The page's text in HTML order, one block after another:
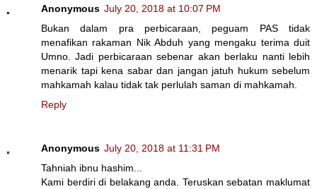
Anonymous July 20, 2018 at 10:07 PM
Bukan dalam pra perbicaraan, peguam PAS tidak
menafikan rakaman Nik Abduh yang mengaku terima duit
Umno. Jadi perbicaraan sebenar akan berlaku nanti lebih
menarik tapi kena sabar dan jangan jatuh hukum sebelum
mahkamah kalau tidak tak perlulah saman di mahkamah.
Reply
Anonymous July 20, 2018 at 11:31 PM
Tahniah ibnu hashim...
Kami berdiri di belakang anda. Teruskan sebatan maklumat